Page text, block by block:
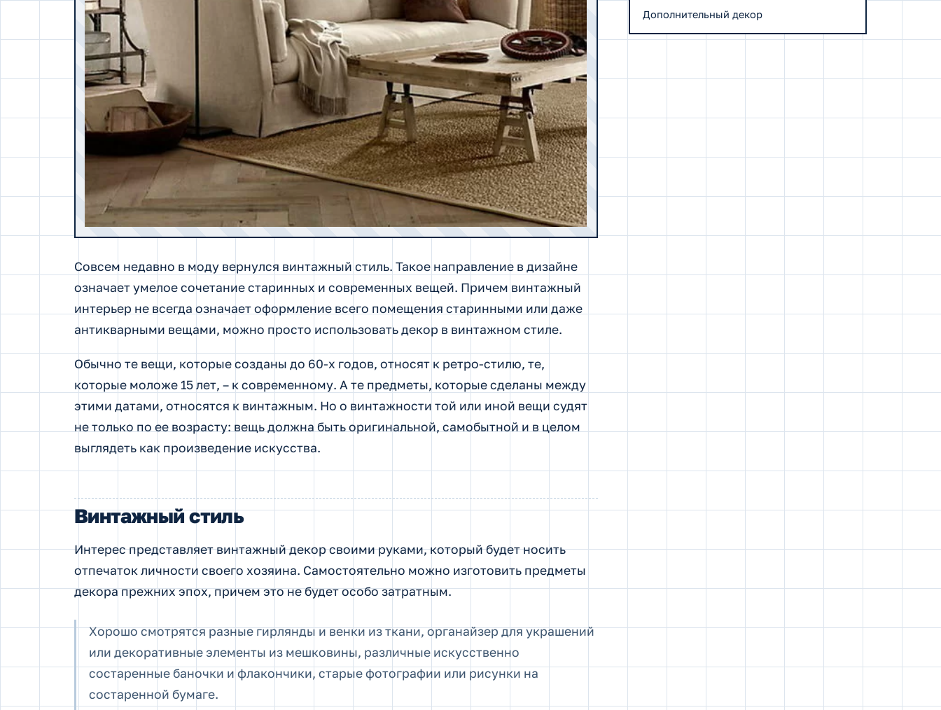
Совсем недавно в моду вернулся винтажный стиль. Такое направление в дизайне
означает умелое сочетание старинных и современных вещей. Причем винтажный
интерьер не всегда означает оформление всего помещения старинными или даже
антикварными вещами, можно просто использовать декор в винтажном стиле.
Обычно те вещи, которые созданы до 60-х годов, относят к ретро-стилю, те,
которые моложе 15 лет, – к современному. А те предметы, которые сделаны между
этими датами, относятся к винтажным. Но о винтажности той или иной вещи судят
не только по ее возрасту: вещь должна быть оригинальной, самобытной и в целом
выглядеть как произведение искусства.
Винтажный стиль
Интерес представляет винтажный декор своими руками, который будет носить
отпечаток личности своего хозяина. Самостоятельно можно изготовить предметы
декора прежних эпох, причем это не будет особо затратным.
Хорошо смотрятся разные гирлянды и венки из ткани, органайзер для украшений
или декоративные элементы из мешковины, различные искусственно
состаренные баночки и флакончики, старые фотографии или рисунки на
состаренной бумаге.
Дополнительный декор